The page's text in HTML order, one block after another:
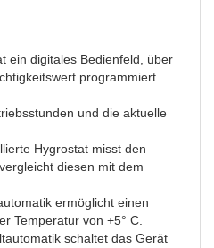
digitales Bedienfeld, über
programmiert
und die aktuelle
Hygrostat misst den
diesen mit dem
ermöglicht einen
Temperatur von +5° C.
schaltet das Gerät